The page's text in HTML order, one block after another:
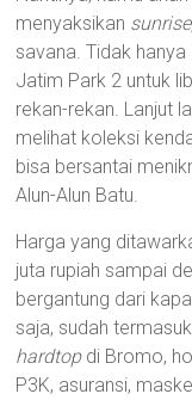
menyaksikan
savana. Tidak
Jatim Park 2 untuk
rekan-rekan. Lanjut
melihat koleksi
bisa bersantai
Alun-Alun Batu.
Harga yang
juta rupiah sampai
bergantung dari
saja, sudah
hardtop di Bromo,
P3K, asuransi,